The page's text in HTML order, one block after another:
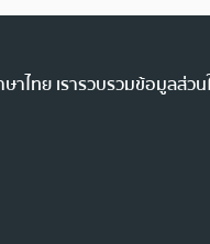
ไทย เรารวบรวมข้อมูลส่